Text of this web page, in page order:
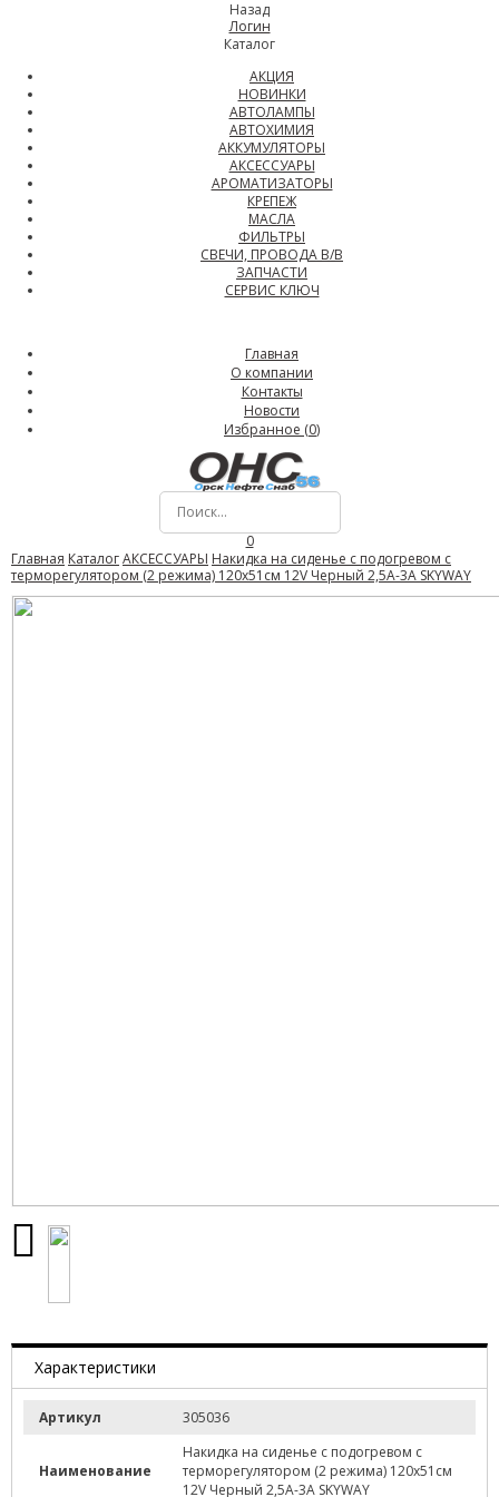
Назад
Логин
Каталог
АКЦИЯ
НОВИНКИ
АВТОЛАМПЫ
АВТОХИМИЯ
АККУМУЛЯТОРЫ
АКСЕССУАРЫ
АРОМАТИЗАТОРЫ
КРЕПЕЖ
МАСЛА
ФИЛЬТРЫ
СВЕЧИ, ПРОВОДА В/В
ЗАПЧАСТИ
СЕРВИС КЛЮЧ
Главная
О компании
Контакты
Новости
Избранное (0)
0
Главная КаталогАКСЕССУАРЫ Накидка на сиденье с подогревом с
терморегулятором (2 режима) 120х51см 12V Черный 2,5А-3А SKYWAY
Характеристики
Артикул 305036
Наименование
Накидка на сиденье с подогревом с
терморегулятором (2 режима) 120х51см
12V Черный 2,5А-3А SKYWAY